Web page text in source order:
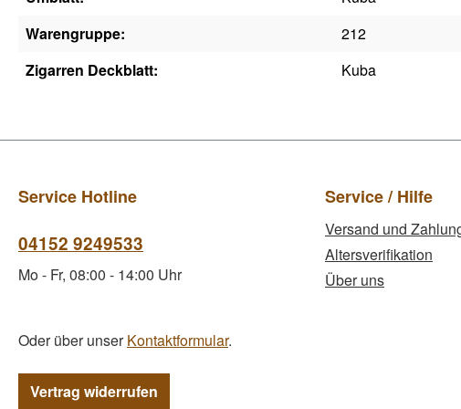
Warengruppe:
212
Zigarren Deckblatt:
Kuba
Service Hotline
04152 9249533
Mo - Fr, 08:00 - 14:00 Uhr
Oder über unserKontaktformular.
Vertrag widerrufen
Service / Hilfe
Versand und
Altersverifikation
Über uns